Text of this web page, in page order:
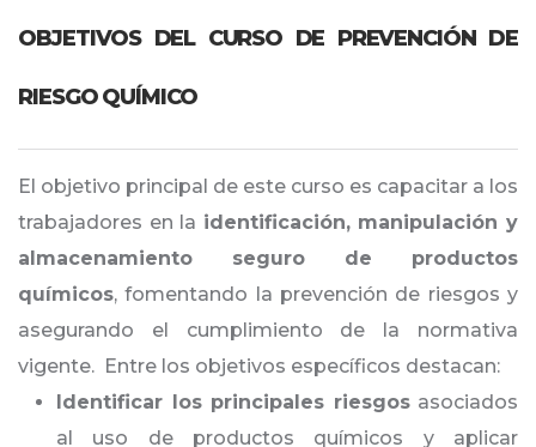
OBJETIVOS DEL CURSO DE PREVENCIÓN DE
RIESGO QUÍMICO
El objetivo principal de este curso es capacitar a los
trabajadores en la identificación, manipulación y
almacenamiento seguro de productos
químicos, fomentando la prevención de riesgos y
asegurando el cumplimiento de la normativa
vigente. Entre los objetivos específicos destacan:
Identificar los principales riesgosasociados
al uso de productos químicos y aplicar